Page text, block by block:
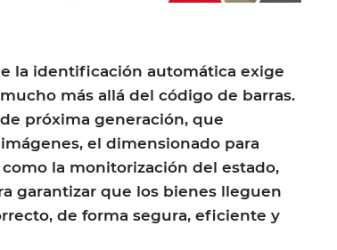
la identificación automática exige
más allá del código de barras.
próxima generación, que
el dimensionado para
la monitorización del estado,
garantizar que los bienes lleguen
de forma segura, eficiente y